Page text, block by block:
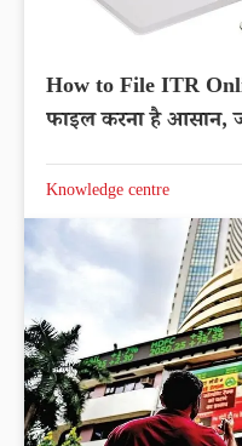
How to File ITR
फाइल करना है आसान,
Knowledge centre